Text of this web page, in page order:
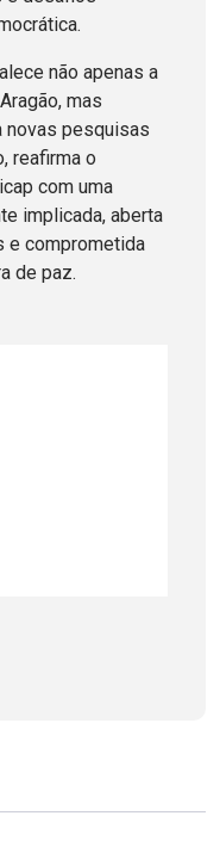
não apenas a
mas
novas pesquisas
reafirma o
com uma
implicada, aberta
e comprometida
de paz.